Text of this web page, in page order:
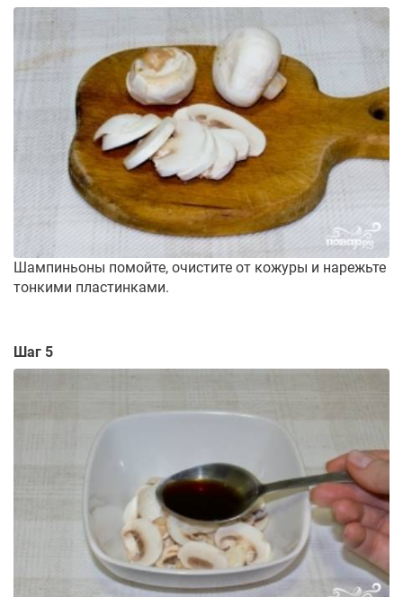
Шампиньоны помойте, очистите от кожуры и нарежьте
тонкими пластинками.
Шаг 5